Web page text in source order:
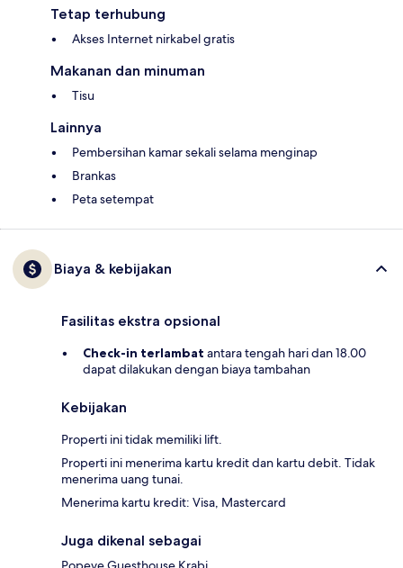
Tetap terhubung
Akses Internet nirkabel gratis
Makanan dan minuman
Tisu
Lainnya
Pembersihan kamar sekali selama menginap
Brankas
Peta setempat
Biaya & kebijakan
Fasilitas ekstra opsional
Check-in terlambat antara tengah hari dan 18.00
dapat dilakukan dengan biaya tambahan
Kebijakan
Properti ini tidak memiliki lift.
Properti ini menerima kartu kredit dan kartu debit. Tidak
menerima uang tunai.
Menerima kartu kredit: Visa, Mastercard
Juga dikenal sebagai